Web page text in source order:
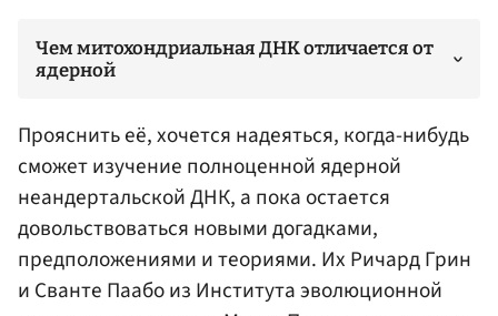
Чем митохондриальная ДНК отличается от
ядерной
Прояснить её, хочется надеяться, когда-нибудь
сможет изучение полноценной ядерной
неандертальской ДНК, а пока остается
довольствоваться новыми догадками,
предположениями и теориями. Их РичардГрин
и Сванте Паабо из Института эволюционной